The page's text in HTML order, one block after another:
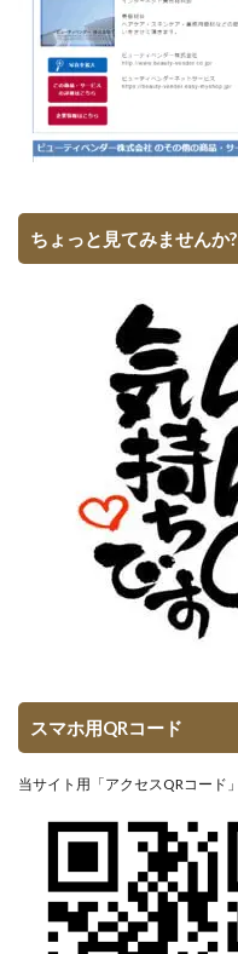
ちょっと見てみませんか?
スマホ用QRコード
当サイト用「アクセスQRコード」